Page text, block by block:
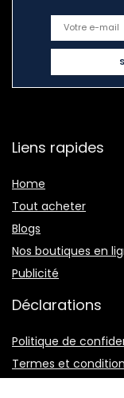
Liens rapides
Home
Tout acheter
Blogs
Nos boutiques en
Publicité
Déclarations
Politique de
Termes et